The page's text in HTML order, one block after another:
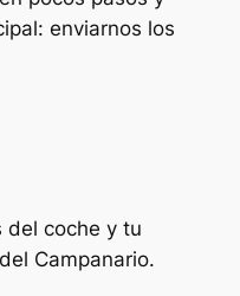
enviarnos los
del coche y tu
Campanario.